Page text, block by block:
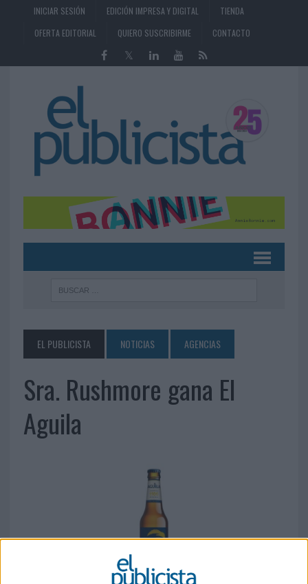
INICIAR SESIÓN EDICIÓN IMPRESA Y DIGITAL
TIENDA
OFERTA EDITORIAL
QUIERO SUSCRIBIRME CONTACTO
EL PUBLICISTA NOTICIAS AGENCIAS
Sra. Rushmore gana El
Aguila